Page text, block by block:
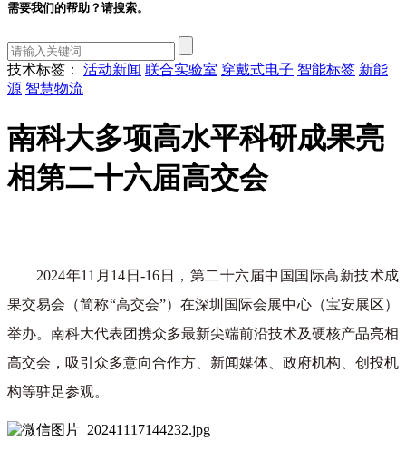
需要我们的帮助？请搜索。
技术标签： 活动新闻 联合实验室 穿戴式电子 智能标签 新能
源 智慧物流
南科大多项高水平科研成果亮
相第二十六届高交会
2024年11月14日-16日，第二十六届中国国际高新技术成
果交易会（简称“高交会”）在深圳国际会展中心（宝安展区）
举办。南科大代表团携众多最新尖端前沿技术及硬核产品亮相
高交会，吸引众多意向合作方、新闻媒体、政府机构、创投机
构等驻足参观。